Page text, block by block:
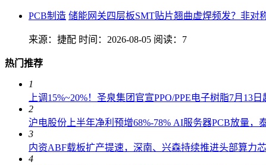
PCB制造 储能网关四层板SMT贴片翘曲虚焊频发？非对
来源：捷配 时间：2026-08-05 阅读：7
热门推荐
1
上调15%~20%！圣泉集团官宣PPO/PPE电子树脂7月13
2
沪电股份上半年净利预增68%-78% AI服务器PCB放量，
3
内资ABF载板扩产提速，深南、兴森持续推进头部算力
4